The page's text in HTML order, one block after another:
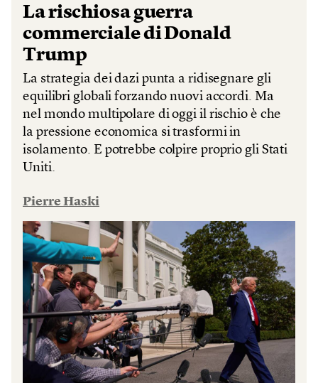
La rischiosa guerra
commerciale di Donald
Trump
La strategia dei dazi punta a ridisegnare gli
equilibri globali forzando nuovi accordi. Ma
nel mondo multipolare di oggi il rischio è che
la pressione economica si trasformi in
isolamento. E potrebbe colpire proprio gli Stati
Uniti.
Pierre Haski